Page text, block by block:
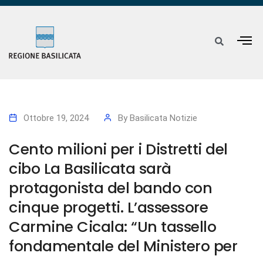
Ottobre 19, 2024 By Basilicata Notizie
Cento milioni per i Distretti del
cibo La Basilicata sarà
protagonista del bando con
cinque progetti. L’assessore
Carmine Cicala: “Un tassello
fondamentale del Ministero per